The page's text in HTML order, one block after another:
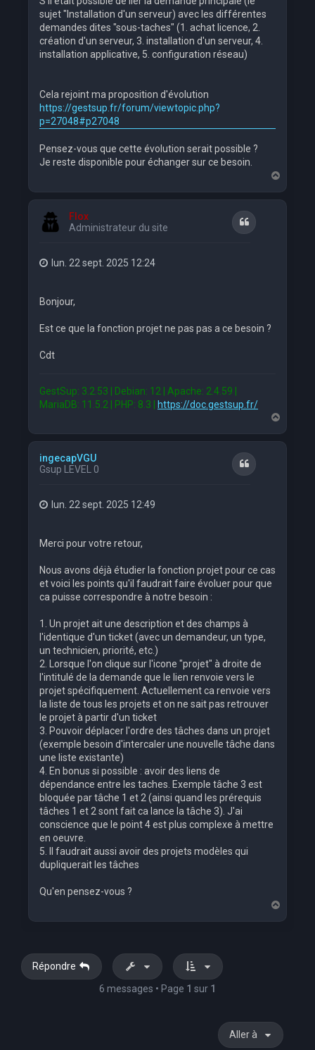
sujet "Installation d'un serveur) avec les différentes
demandes dites "sous-taches" (1. achat licence, 2.
création d'un serveur, 3. installation d'un serveur, 4.
installation applicative, 5. configuration réseau)
Cela rejoint ma proposition d'évolution
https://gestsup.fr/forum/viewtopic.php?
p=27048#p27048
Pensez-vous que cette évolution serait possible ?
Je reste disponible pour échanger sur ce besoin.
a
Flox
Administrateur du site
Citation
lun. 22 sept. 2025 12:24
Bonjour,
Est ce que la fonction projet ne pas pas a ce besoin ?
Cdt
GestSup: 3.2.53 | Debian: 12 | Apache: 2.4.59 |
MariaDB: 11.5.2 | PHP: 8.3 |
https://doc.gestsup.fr/
a
ingecapVGU
Gsup LEVEL 0
Citation
lun. 22 sept. 2025 12:49
Merci pour votre retour,
Nous avons déjà étudier la fonction projet pour ce cas
et voici les points qu'il faudrait faire évoluer pour que
ca puisse correspondre à notre besoin :
1. Un projet ait une description et des champs à
l'identique d'un ticket (avec un demandeur, un type,
un technicien, priorité, etc.)
2. Lorsque l'on clique sur l'icone "projet" à droite de
l'intitulé de la demande que le lien renvoie vers le
projet spécifiquement. Actuellement ca renvoie vers
la liste de tous les projets et on ne sait pas retrouver
le projet à partir d'un ticket
3. Pouvoir déplacer l'ordre des tâches dans un projet
(exemple besoin d'intercaler une nouvelle tâche dans
une liste existante)
4. En bonus si possible : avoir des liens de
dépendance entre les taches. Exemple tâche 3 est
bloquée par tâche 1 et 2 (ainsi quand les prérequis
tâches 1 et 2 sont fait ca lance la tâche 3). J'ai
conscience que le point 4 est plus complexe à mettre
en oeuvre.
5. Il faudrait aussi avoir des projets modèles qui
dupliquerait les tâches
Qu'en pensez-vous ?
a
Répondre
6 messages • Page 1 sur 1
Aller à